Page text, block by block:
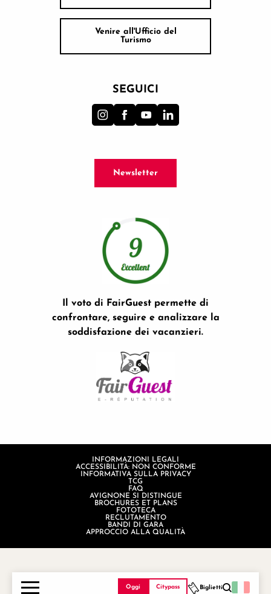
Oggi Citypass Biglietti
Venire all'Ufficio del
Turismo
SEGUICI
Newsletter
Il voto di FairGuest permette di
confrontare, seguire e analizzare la
soddisfazione dei vacanzieri.
INFORMAZIONI LEGALI
ACCESSIBILITÀ: NON CONFORME
INFORMATIVA SULLA PRIVACY
TCG
FAQ
AVIGNONE SI DISTINGUE
BROCHURES ET PLANS
FOTOTECA
RECLUTAMENTO
BANDI DI GARA
APPROCCIO ALLA QUALITÀ